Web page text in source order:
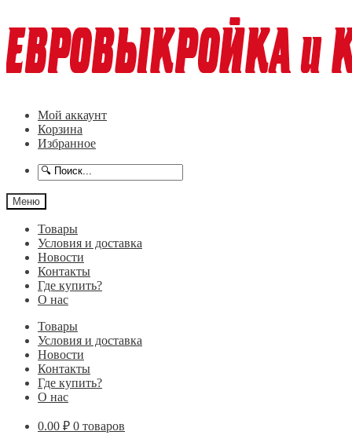
к
навигации
к
содержимому
Мой аккаунт
Корзина
Избранное
Меню
Товары
Условия и доставка
Новости
Контакты
Где купить?
О нас
Товары
Условия и доставка
Новости
Контакты
Где купить?
О нас
0.00 ₽ 0 товаров